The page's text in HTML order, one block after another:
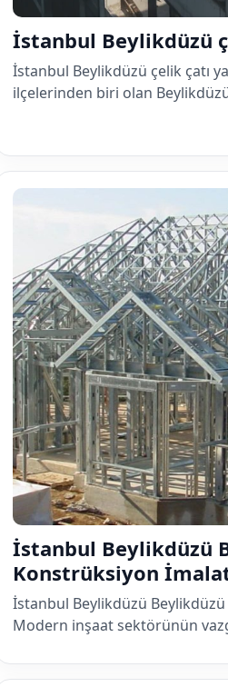
İstanbul Beylikdüzü
İstanbul Beylikdüzü çelik çatı
ilçelerinden biri olan
İstanbul Beylikdüzü
Konstrüksiyon
İstanbul Beylikdüzü
Modern inşaat sektörünün